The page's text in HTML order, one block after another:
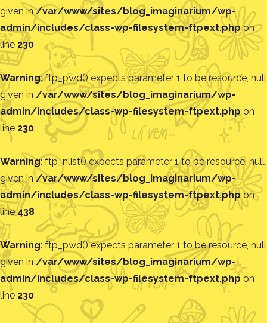
given in/var/www/sites/blog_imaginarium/wp-
admin/includes/class-wp-filesystem-ftpext.phpon
line 230
Warning: ftp_pwd() expects parameter 1 to be resource, null
given in /var/www/sites/blog_imaginarium/wp-
admin/includes/class-wp-filesystem-ftpext.phpon
line 230
Warning: ftp_nlist() expects parameter 1 to be resource, null
given in/var/www/sites/blog_imaginarium/wp-
admin/includes/class-wp-filesystem-ftpext.phpon
line438
Warning: ftp_pwd() expects parameter 1 to be resource, null
given in /var/www/sites/blog_imaginarium/wp-
admin/includes/class-wp-filesystem-ftpext.php on
line 230